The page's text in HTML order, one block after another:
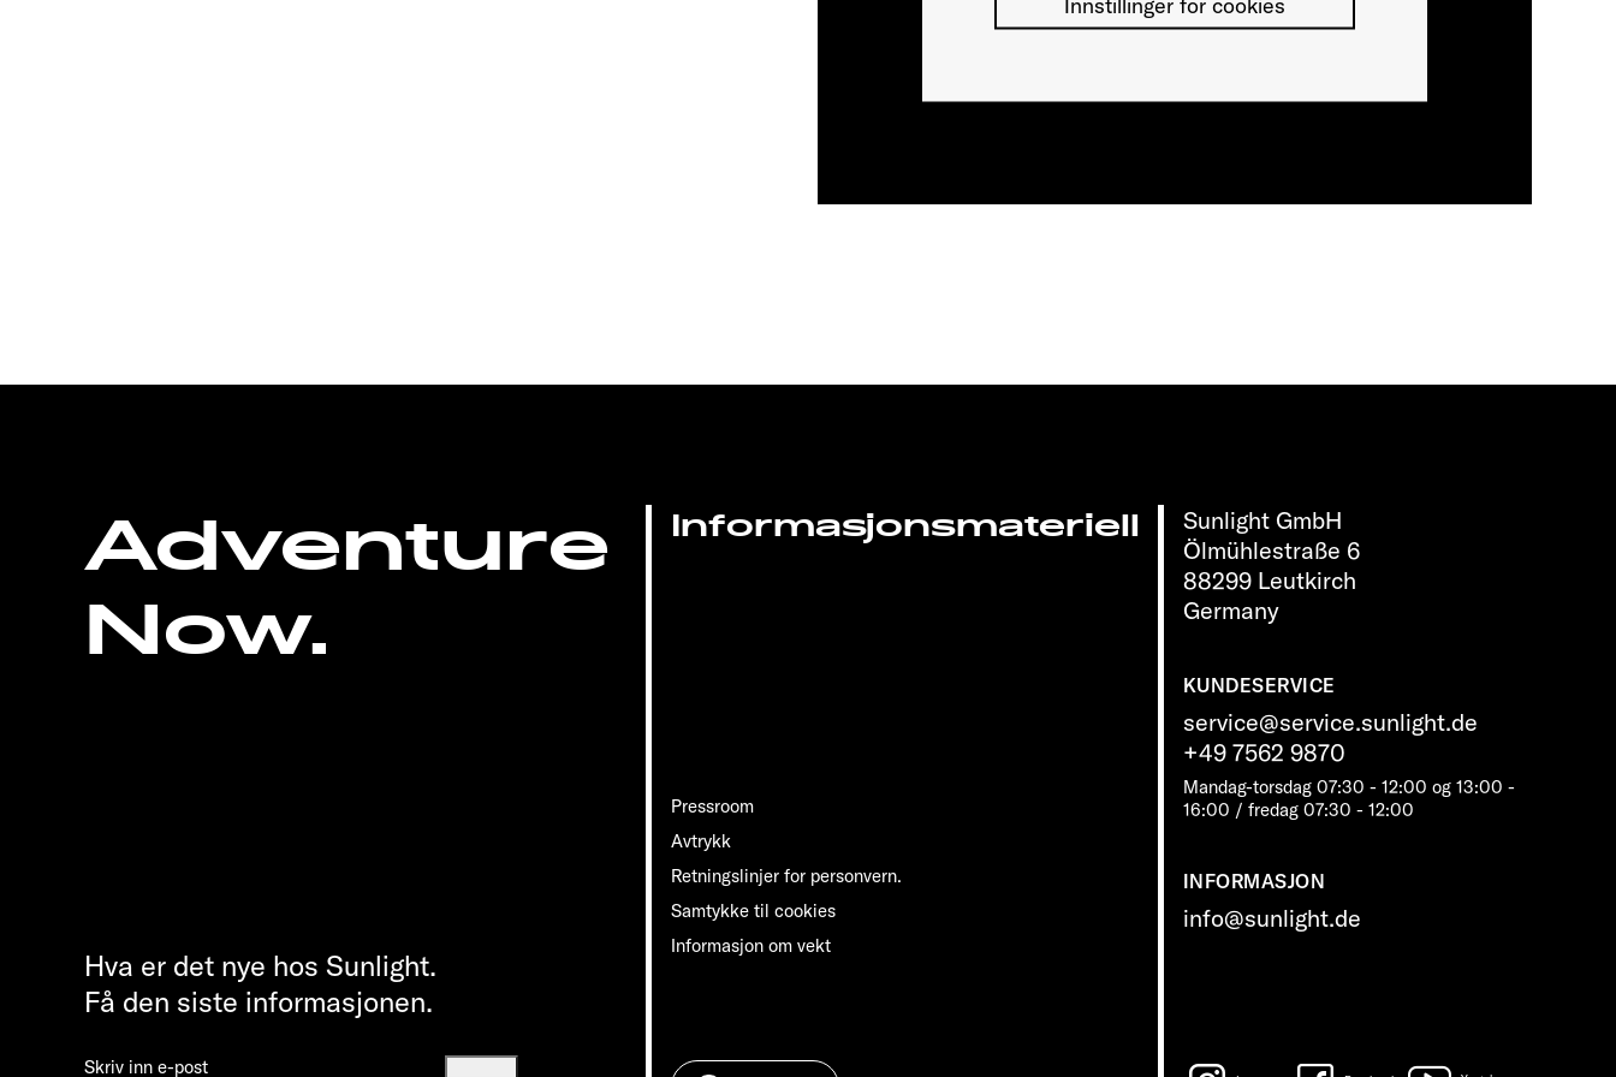
Adventure
Now.
Sunlight GmbH
Ölmühlestraße 6
88299 Leutkirch
Germany
KUNDESERVICE
service@service.sunlight.de
+49 7562 9870
Mandag-torsdag 07:30 - 12:00 og 13:00 -
16:00 / fredag ​​07:30 - 12:00
INFORMASJON
info@sunlight.de
Informasjonsmateriell
Pressroom
Avtrykk
Retningslinjer for personvern.
Samtykke til cookies
Informasjon om vekt
Hva er det nye hos Sunlight.
Få den siste informasjonen.
Skriv inn e-post